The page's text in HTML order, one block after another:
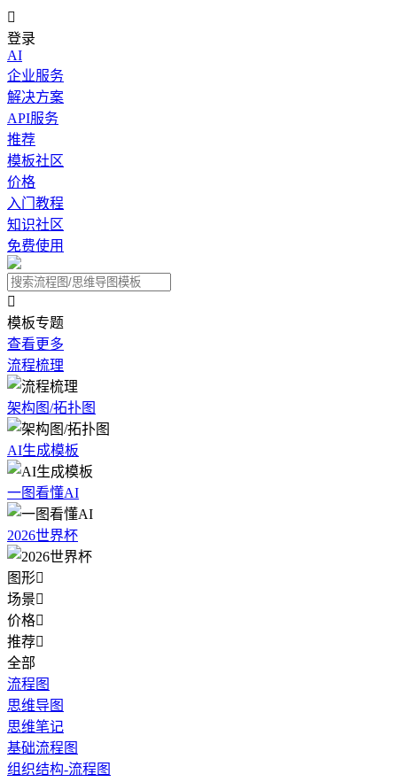

登录
AI
企业服务
解决方案
API服务
推荐
模板社区
价格
入门教程
知识社区
免费使用

模板专题
查看更多
流程梳理
架构图/拓扑图
AI生成模板
一图看懂AI
2026世界杯
图形
场景
价格
推荐
全部
流程图
思维导图
思维笔记
基础流程图
组织结构-流程图